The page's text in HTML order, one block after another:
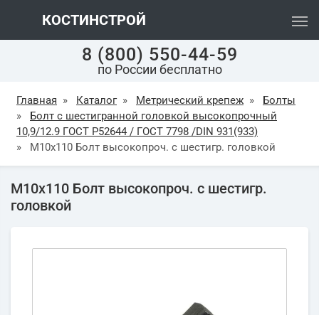
КОСТИНСТРОЙ
8 (800) 550-44-59
по России бесплатно
Главная » Каталог » Метрический крепеж »
Болты
»
Болт с шестигранной головкой высокопрочный
10,9/12.9 ГОСТ Р52644 / ГОСТ 7798 /DIN 931(933)
»
М10х110 Болт высокопроч. с шестигр. головкой
М10х110 Болт высокопроч. с шестигр.
головкой